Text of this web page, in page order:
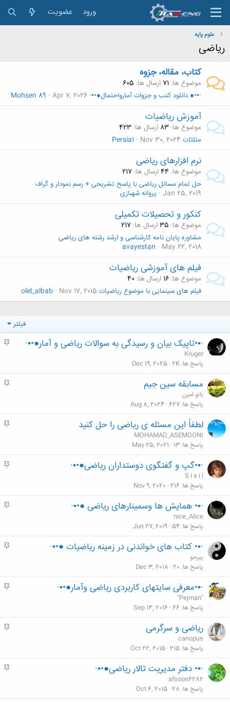
ورود عضویت
علوم پایه
ریاضی
کتاب، مقاله، جزوه
موضوع ها 71ارسال ها 605
·▪•● دانلود کتب و جزوات آمارواحتمال●•▪· Apr 7, 2026
Mohsen 89
آموزش ریاضیات
موضوع ها 83 ارسال ها 423
مثلثات Nov 30, 2024
Persia1
نرم افزارهای ریاضی
موضوع ها 44ارسال ها 217
حل تمام مسائل ریاضی با پاسخ تشریحی + رسم نمودار و گراف
Jan 25, 2019 پروانه شهبازی
کنکور و تحصیلات تکمیلی
موضوع ها 35ارسال ها 217
مشاوره پایان نامه کارشناسی و ارشد رشته های ریاضی
May 22, 2018
avayestan
فیلم های آموزشی ریاضیات
موضوع ها 16 ارسال ها 40
فیلم های سینمایی با موضوع ریاضیات Nov 17, 2015
olel_albab
فیلتر
م
·▪•تاپیک بیان و رسیدگی به سوالات ریاضی و آمار●•▪·
Kruger
پاسخ ها 2K
Dec 19, 2025
م
مسابقه سین جیم
بانو امین
پاسخ ها 627
Aug 8, 2024
م
لطفاً این مسئله ی ریاضی را حل کنید
MOHAMAD_ASEMOONI
پاسخ ها 13
May 25, 2021
م
·▪•گپ و گفتگوی دوستداران ریاضی●•▪·
S i s i l
پاسخ ها 216
Nov 9, 2020
م
·▪• همایش ها وسمینارهای ریاضی ●•▪·
nice_Alice
پاسخ ها 54
Jun 27, 2019
م
·▪• کتاب های خواندنی در زمینه ریاضیات ●•▪·
پیرجو
پاسخ ها 20
Dec 3, 2018
م
·▪•معرفی سایتهای کاربردی ریاضی وآمار●•▪·
"Pejman"
پاسخ ها 66
Sep 13, 2016
م
ریاضی و سرگرمی
canopus
پاسخ ها 215
Oct 22, 2015
م
·▪• دفتر مدیریت تالار ریاضی●•▪·
afsoon6282
پاسخ ها 28
Oct 6, 2015